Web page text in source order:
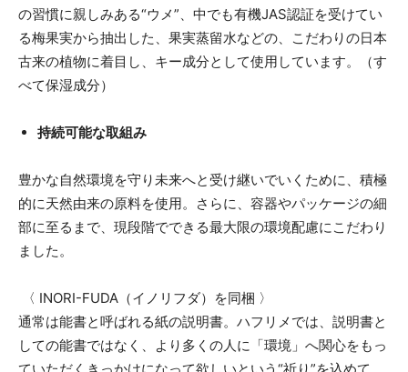
の習慣に親しみある“ウメ”、中でも有機JAS認証を受けてい
る梅果実から抽出した、果実蒸留水などの、こだわりの日本
古来の植物に着目し、キー成分として使用しています。（す
べて保湿成分）
持続可能な取組み
豊かな自然環境を守り未来へと受け継いでいくために、積極
的に天然由来の原料を使用。さらに、容器やパッケージの細
部に至るまで、現段階でできる最大限の環境配慮にこだわり
ました。
〈 INORI-FUDA（イノリフダ）を同梱 〉
通常は能書と呼ばれる紙の説明書。ハフリメでは、説明書と
しての能書ではなく、より多くの人に「環境」へ関心をもっ